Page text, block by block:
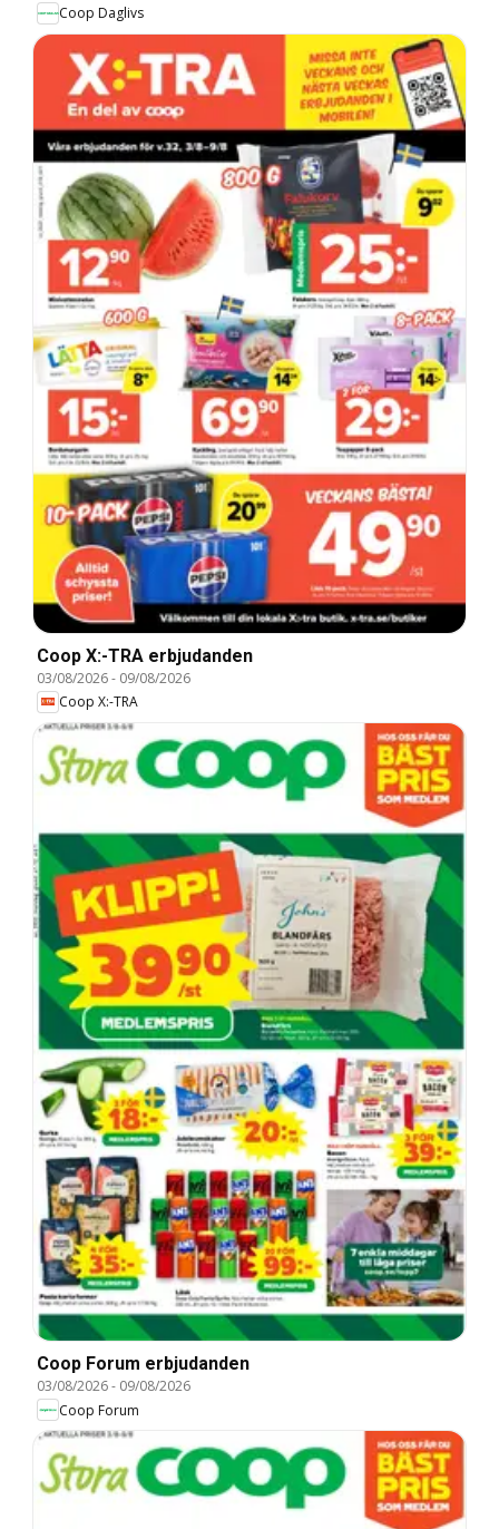
Coop Daglivs
Coop X:-TRA erbjudanden
03/08/2026- 09/08/2026
Coop X:-TRA
Coop Forum erbjudanden
03/08/2026- 09/08/2026
Coop Forum